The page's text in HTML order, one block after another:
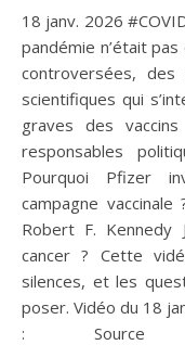
18 janv. 2026 #COVID #Vaccins #PfizerEt si la vérité sur la
pandémie n’était
controversées,
scientifiques qui
graves des
responsables
Pourquoi Pfizer
campagne vaccinale
Robert F.
cancer ? Cette
silences, et les
poser. Vidéo du 18
: Source